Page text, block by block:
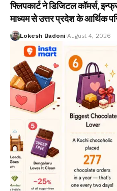
फ्लिपकार्ट ने डिजिटल कॉमर्स,
माध्यम से उत्तर प्रदेश के आर्थिक
Lokesh Badoni August 4, 2026